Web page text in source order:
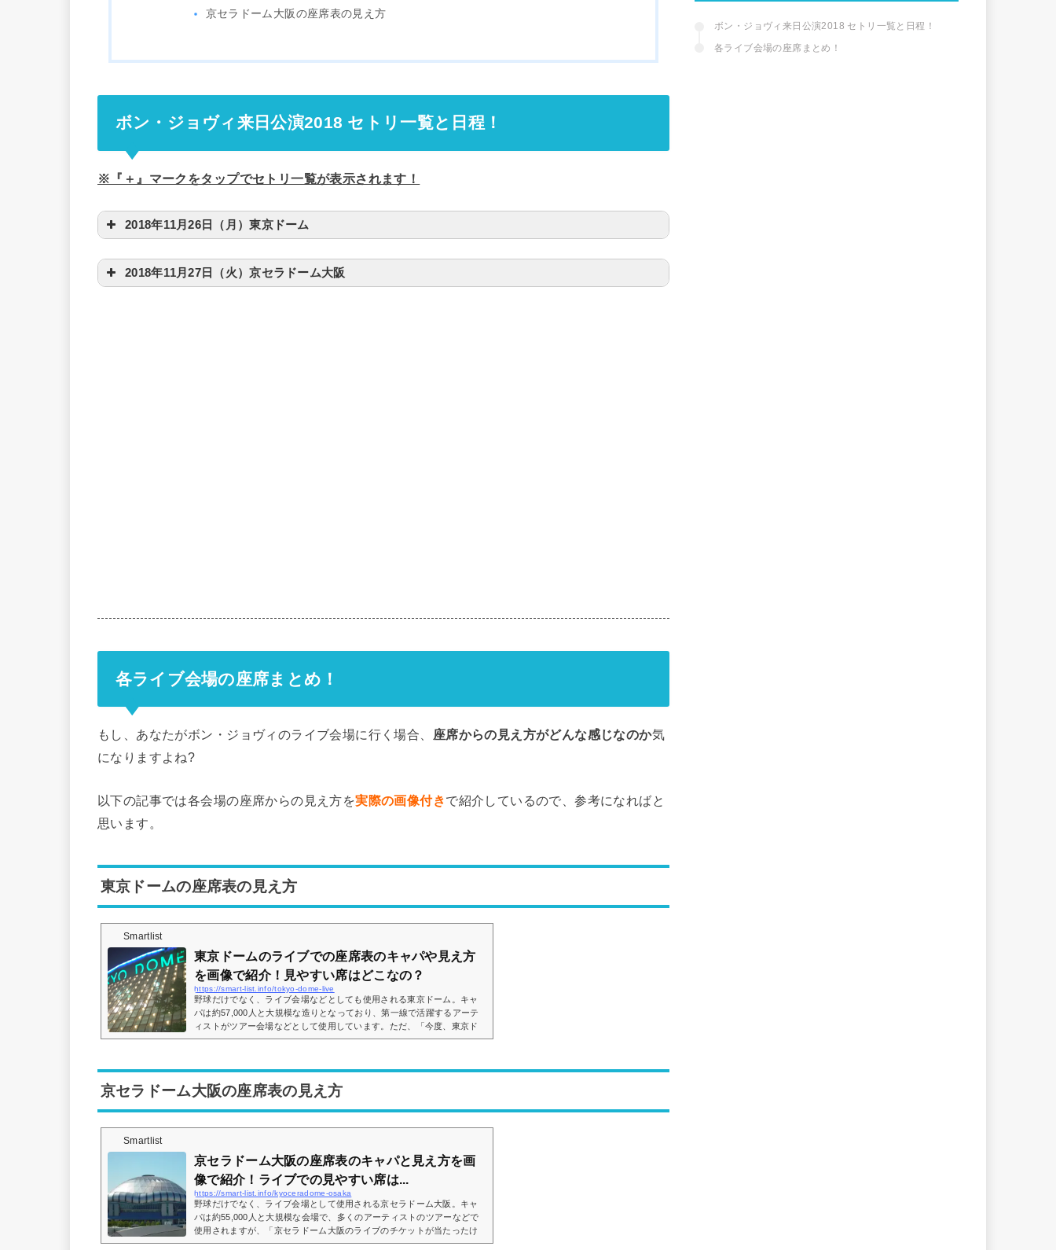
京セラドーム大阪の座席表の見え方
ボン・ジョヴィ来日公演2018 セトリ一覧と日程！
※『＋』マークをタップでセトリ一覧が表示されます！
2018年11月26日（月）東京ドーム
2018年11月27日（火）京セラドーム大阪
各ライブ会場の座席まとめ！
もし、あなたがボン・ジョヴィのライブ会場に行く場合、 座席からの見え方がどんな感じなのか気
になりますよね?
以下の記事では各会場の座席からの見え方を実際の画像付きで紹介しているので、参考になればと
思います。
東京ドームの座席表の見え方
Smartlist
東京ドームのライブでの座席表のキャパや見え方
を画像で紹介！見やすい席はどこなの？
https://smart-list.info/tokyo-dome-live
野球だけでなく、ライブ会場などとしても使用される東京ドーム。キャ
パは約57,000人と大規模な造りとなっており、第一線で活躍するアーテ
ィストがツアー会場などとして使用しています。ただ、「今度、東京ド
ームで行われるライブに行くけど、座席からの見え方ってどうなの？」
座席表とキャパは？東京ドームのライブ時の座席表の...
京セラドーム大阪の座席表の見え方
Smartlist
京セラドーム大阪の座席表のキャパと見え方を画
像で紹介！ライブでの見やすい席は...
https://smart-list.info/kyoceradome-osaka
野球だけでなく、ライブ会場として使用される京セラドーム大阪。キャ
パは約55,000人と大規模な会場で、多くのアーティストのツアーなどで
使用されますが、「京セラドーム大阪のライブのチケットが当たったけ
ど、どのような景色が見えるんだろう…」と思っている方も多いです。
ボン・ジョヴィ来日公演2018 セトリ一覧と日程！
各ライブ会場の座席まとめ！